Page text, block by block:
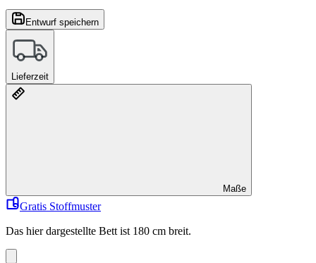
Entwurf speichern
Lieferzeit
Maße
Gratis Stoffmuster
Das hier dargestellte Bett ist 180 cm breit.